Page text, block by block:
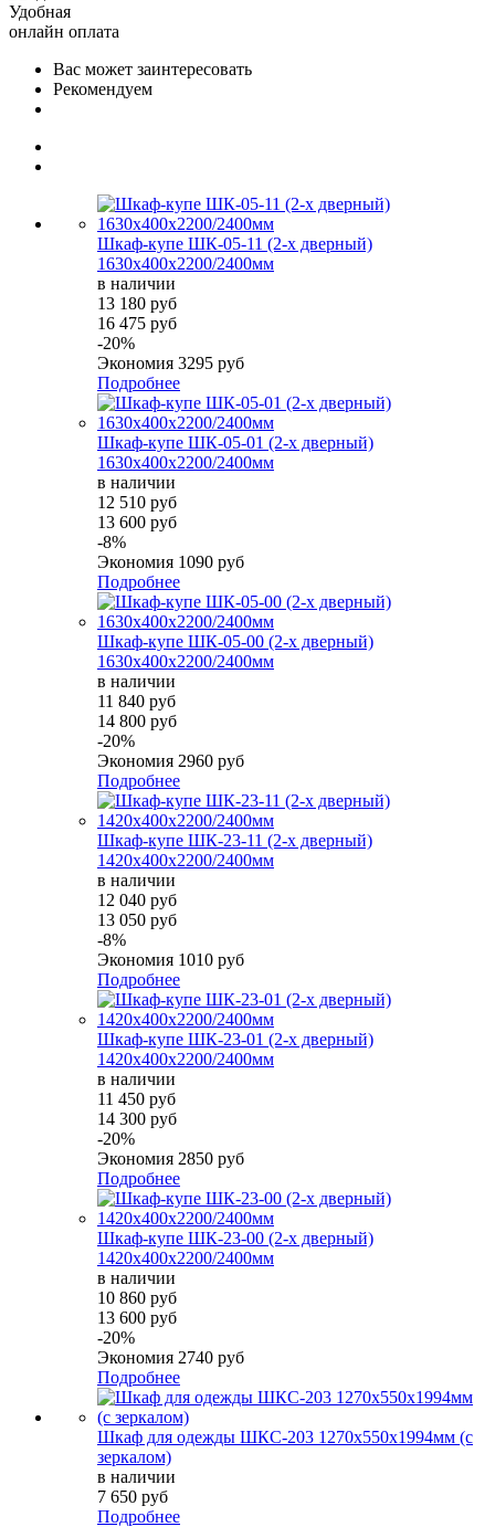
Удобная
онлайн оплата
Вас может заинтересовать
Рекомендуем
Шкаф-купе ШК-05-11 (2-х дверный)
1630х400х2200/2400мм
в наличии
13 180 руб
16 475 руб
-20%
Экономия 3295 руб
Подробнее
Шкаф-купе ШК-05-01 (2-х дверный)
1630х400х2200/2400мм
в наличии
12 510 руб
13 600 руб
-8%
Экономия 1090 руб
Подробнее
Шкаф-купе ШК-05-00 (2-х дверный)
1630х400х2200/2400мм
в наличии
11 840 руб
14 800 руб
-20%
Экономия 2960 руб
Подробнее
Шкаф-купе ШК-23-11 (2-х дверный)
1420х400х2200/2400мм
в наличии
12 040 руб
13 050 руб
-8%
Экономия 1010 руб
Подробнее
Шкаф-купе ШК-23-01 (2-х дверный)
1420х400х2200/2400мм
в наличии
11 450 руб
14 300 руб
-20%
Экономия 2850 руб
Подробнее
Шкаф-купе ШК-23-00 (2-х дверный)
1420х400х2200/2400мм
в наличии
10 860 руб
13 600 руб
-20%
Экономия 2740 руб
Подробнее
Шкаф для одежды ШКС-203 1270х550х1994мм (с
зеркалом)
в наличии
7 650 руб
Подробнее